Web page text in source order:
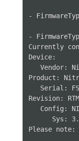
-
-
Currently
Device:
Vendor:
Product:
Serial:
Revision:
Config:
Sys:
Please note: